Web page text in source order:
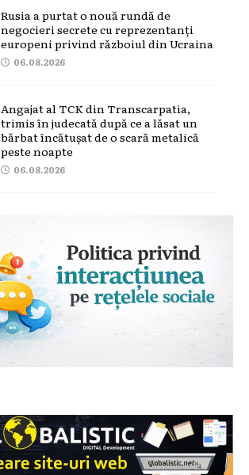
Rusia a purtat o nouă rundă de
negocieri secrete cu reprezentanți
europeni privind războiul din Ucraina
06.08.2026
Angajat al TCK din Transcarpatia,
trimis în judecată după ce a lăsat un
bărbat încătușat de o scară metalică
peste noapte
06.08.2026